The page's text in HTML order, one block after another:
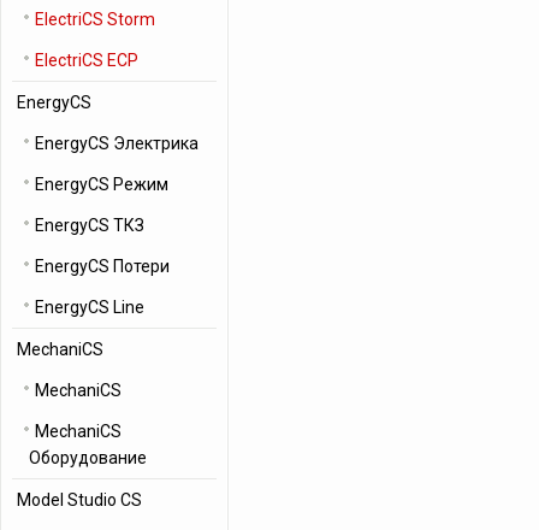
ElectriCS Storm
ElectriCS ECP
EnergyCS
EnergyCS Электрика
EnergyCS Режим
EnergyCS ТКЗ
EnergyCS Потери
EnergyCS Line
MechaniCS
MechaniCS
MechaniCS
Оборудование
Model Studio CS